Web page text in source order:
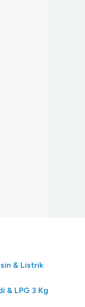
& Listrik
& LPG 3 Kg